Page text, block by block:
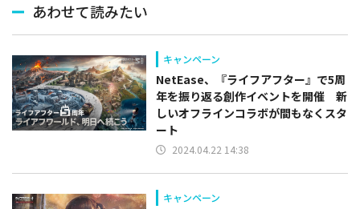
あわせて読みたい
キャンペーン
NetEase、『ライフアフター』で5周
年を振り返る創作イベントを開催 新
しいオフラインコラボが間もなくスタ
ート
2024.04.22 14:38
キャンペーン